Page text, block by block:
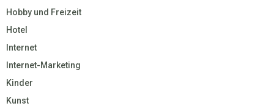
Hobby und Freizeit
Hotel
Internet
Internet-Marketing
Kinder
Kunst